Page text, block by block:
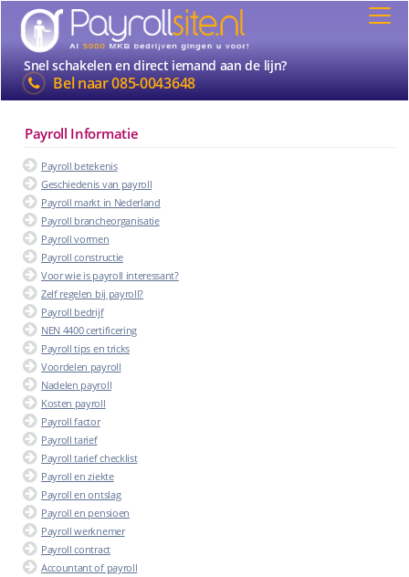
Snel schakelen en direct iemand aan de lijn?
Bel naar085-0043648
Payroll Informatie
Payroll betekenis
Geschiedenis van payroll
Payroll markt in Nederland
Payroll brancheorganisatie
Payroll vormen
Payroll constructie
Voor wie is payroll interessant?
Zelf regelen bij payroll?
Payroll bedrijf
NEN 4400 certificering
Payroll tips en tricks
Voordelen payroll
Nadelen payroll
Kosten payroll
Payroll factor
Payroll tarief
Payroll tarief checklist
Payroll en ziekte
Payroll en ontslag
Payroll en pensioen
Payroll werknemer
Payroll contract
Accountant of payroll